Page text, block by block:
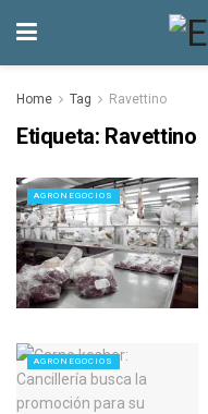
Home Tag Ravettino
Etiqueta: Ravettino
AGRONEGOCIOS
AGRONEGOCIOS